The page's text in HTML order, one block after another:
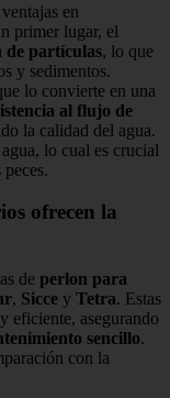
en
primer lugar, el
de partículas, lo que
y sedimentos.
lo convierte en una
al flujo de
la calidad del agua.
lo cual es crucial
ofrecen la
de perlon para
, Sicce y Tetra. Estas
y eficiente, asegurando
sencillo.
con la